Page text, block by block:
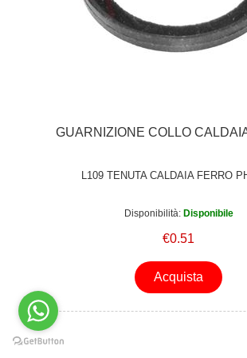
GUARNIZIONE COLLO
L109 TENUTA CALDAIA FERRO
Disponibilità: Disponibile
€0.51
Acquista